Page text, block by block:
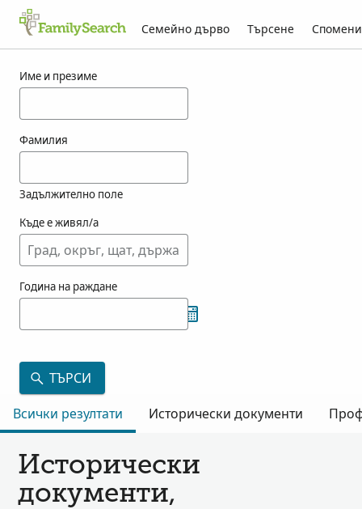
Семейно дърво Търсене Спомени
Име и презиме
Фамилия
Задължително поле
Къде е живял/а
Година на раждане
ТЪРСИ
Всички резултати
Исторически документи
Исторически
документи,